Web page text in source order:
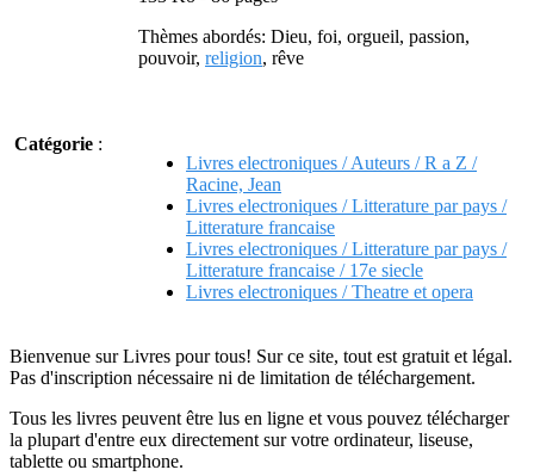
Thèmes abordés: Dieu, foi, orgueil, passion,
pouvoir, religion, rêve
Catégorie :
Livres electroniques / Auteurs / R a Z /
Racine, Jean
Livres electroniques / Litterature par pays /
Litterature francaise
Livres electroniques / Litterature par pays /
Litterature francaise / 17e siecle
Livres electroniques / Theatre et opera
Bienvenue sur Livres pour tous! Sur ce site, tout est gratuit et légal.
Pas d'inscription nécessaire ni de limitation de téléchargement.
Tous les livres peuvent être lus en ligne et vous pouvez télécharger
la plupart d'entre eux directement sur votre ordinateur, liseuse,
tablette ou smartphone.